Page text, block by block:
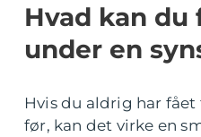
Hvad kan du
under en
Hvis du aldrig har
før, kan det virke en